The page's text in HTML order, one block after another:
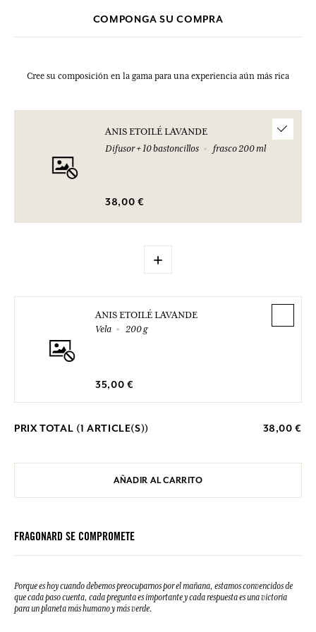
COMPONGA SU COMPRA
Cree su composición en la gama para una experiencia aún más rica
ANIS ETOILÉ LAVANDE
Difusor + 10 bastoncillos
frasco 200 ml
38,00 €
+
ANIS ETOILÉ LAVANDE
Vela
200 g
35,00 €
PRIX TOTAL (1 ARTICLE(S)) 38,00 €
AÑADIR AL CARRITO
FRAGONARD SE COMPROMETE
Porque es hoy cuando debemos preocuparnos por el mañana, estamos convencidos de
que cada paso cuenta, cada pregunta es importante y cada respuesta es una victoria
para un planeta más humano y más verde.